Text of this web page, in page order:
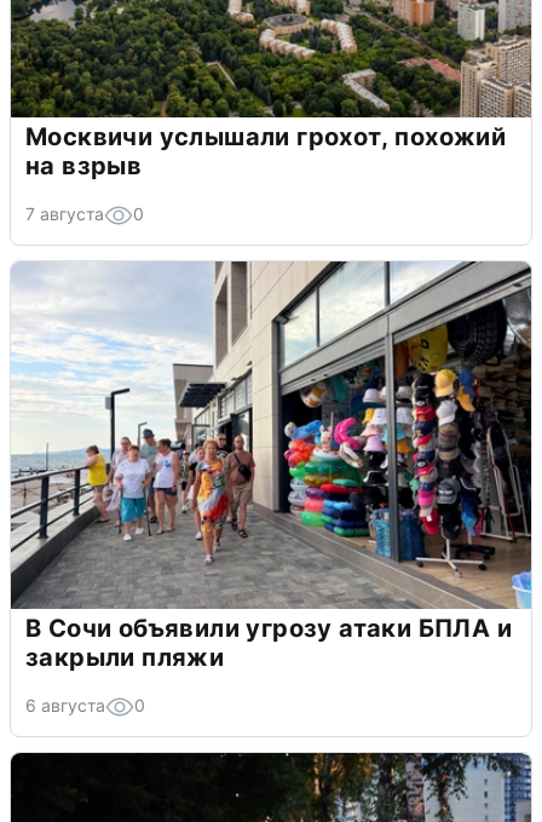
Москвичи услышали грохот, похожий
на взрыв
7 августа 0
В Сочи объявили угрозу атаки БПЛА и
закрыли пляжи
6 августа 0